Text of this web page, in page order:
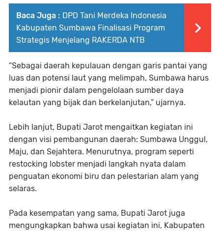
Baca Juga : DPD Tani Merdeka Indonesia
Kabupaten Sumbawa Finalisasi Program
Strategis Menjelang RAKERDA NTB
“Sebagai daerah kepulauan dengan garis pantai yang
luas dan potensi laut yang melimpah, Sumbawa harus
menjadi pionir dalam pengelolaan sumber daya
kelautan yang bijak dan berkelanjutan,” ujarnya.
Lebih lanjut, Bupati Jarot mengaitkan kegiatan ini
dengan visi pembangunan daerah: Sumbawa Unggul,
Maju, dan Sejahtera. Menurutnya, program seperti
restocking lobster menjadi langkah nyata dalam
penguatan ekonomi biru dan pelestarian alam yang
selaras.
Pada kesempatan yang sama, Bupati Jarot juga
mengungkapkan bahwa usai kegiatan ini, Kabupaten